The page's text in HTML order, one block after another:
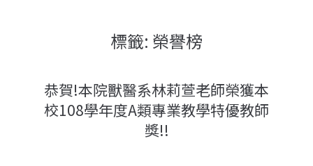
標籤: 榮譽榜
恭賀!本院獸醫系林莉萱老師榮獲本
校108學年度A類專業教學特優教師
獎!!